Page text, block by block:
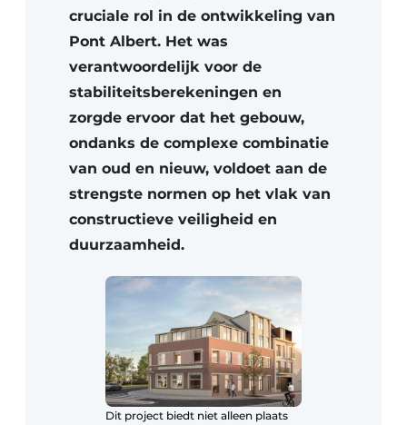
cruciale rol in de ontwikkeling van
Pont Albert. Het was
verantwoordelijk voor de
stabiliteitsberekeningen en
zorgde ervoor dat het gebouw,
ondanks de complexe combinatie
van oud en nieuw, voldoet aan de
strengste normen op het vlak van
constructieve veiligheid en
duurzaamheid.
Dit project biedt niet alleen plaats